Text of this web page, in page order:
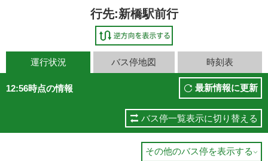
行先:新橋駅前行
運行状況 バス停地図 時刻表
12:56時点の情報 最新情報に更新
バス停一覧表示に切り替える
その他のバス停を表示する 